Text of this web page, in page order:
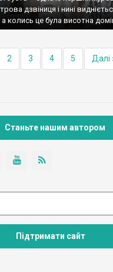
дзвіниця і нині
колись це була висотна
2 3 4 5 Далі
Станьте нашим автором
Підтримати сайт